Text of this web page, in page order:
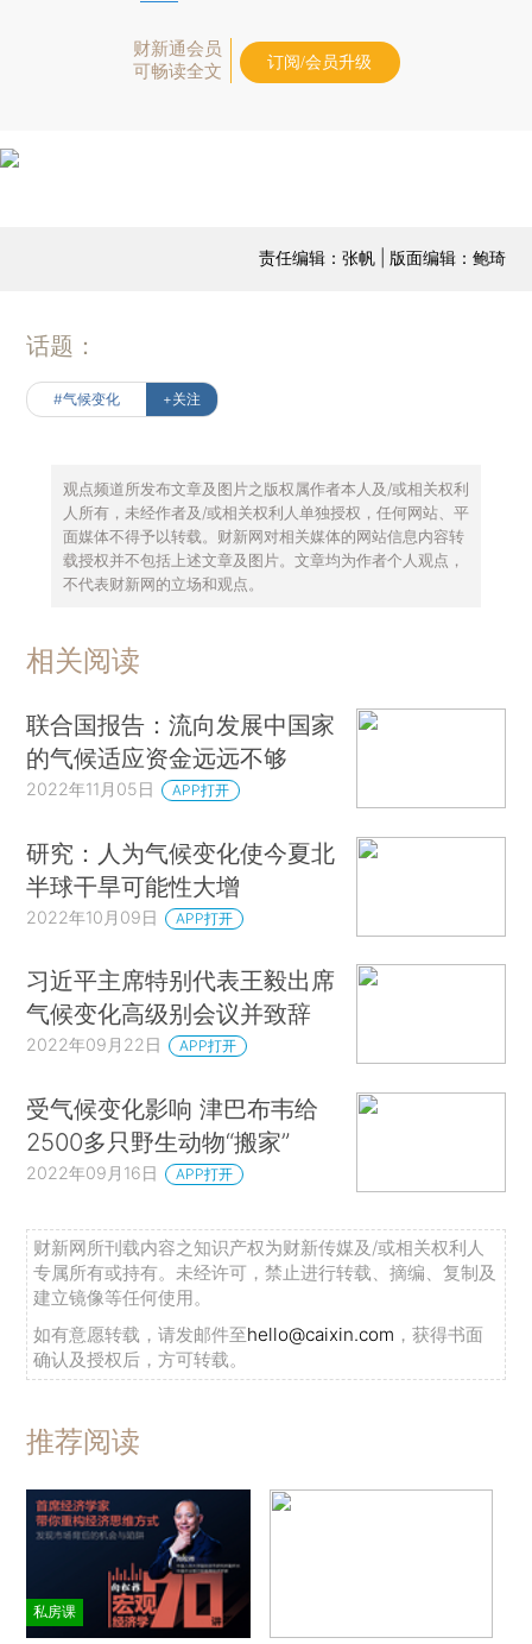
财新通会员
可畅读全文
订阅/会员升级
责任编辑：张帆 | 版面编辑：鲍琦
话题：
#气候变化 +关注
观点频道所发布文章及图片之版权属作者本人及/或相关权利
人所有，未经作者及/或相关权利人单独授权，任何网站、平
面媒体不得予以转载。财新网对相关媒体的网站信息内容转
载授权并不包括上述文章及图片。文章均为作者个人观点，
不代表财新网的立场和观点。
相关阅读
联合国报告：流向发展中国家
的气候适应资金远远不够
2022年11月05日 APP打开
研究：人为气候变化使今夏北
半球干旱可能性大增
2022年10月09日 APP打开
习近平主席特别代表王毅出席
气候变化高级别会议并致辞
2022年09月22日 APP打开
受气候变化影响 津巴布韦给
2500多只野生动物“搬家”
2022年09月16日 APP打开
财新网所刊载内容之知识产权为财新传媒及/或相关权利人
专属所有或持有。未经许可，禁止进行转载、摘编、复制及
建立镜像等任何使用。
如有意愿转载，请发邮件至hello@caixin.com ，获得书面
确认及授权后，方可转载。
推荐阅读
私房课